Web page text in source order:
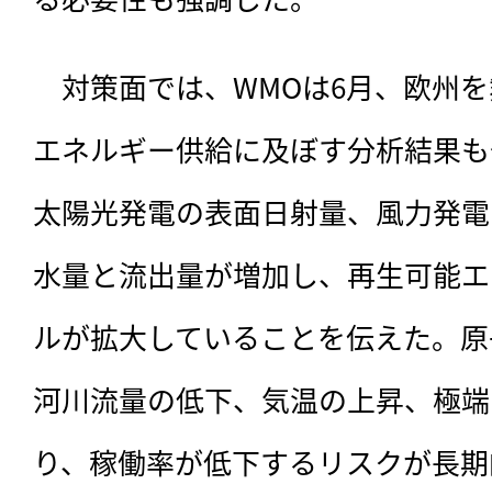
対策面では、WMOは6月、欧州
エネルギー供給に及ぼす分析結果
太陽光発電の表面日射量、風力発
水量と流出量が増加し、再生可能
ルが拡大していることを伝えた。
河川流量の低下、気温の上昇、極
り、稼働率が低下するリスクが長